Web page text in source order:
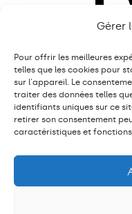
Gérer
Pour offrir les meilleures
telles que les cookies pour
sur l'appareil. Le
traiter des données telles
identifiants uniques sur ce
retirer son consentement
caractéristiques et
Signez l’initiative
solidarité sur les
Signez et faites
importante qui a
ou de rétablir une